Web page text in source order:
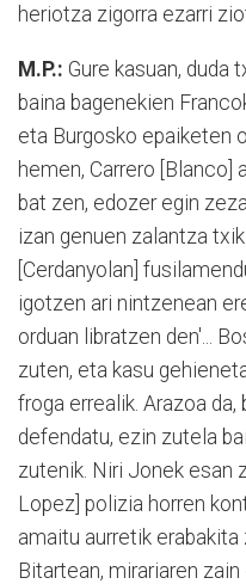
heriotza zigorra ezarri
M.P.: Gure kasuan, duda
baina bagenekien
eta Burgosko epaiketen
hemen, Carrero [Blanco]
bat zen, edozer egin
izan genuen zalantza
[Cerdanyolan]
igotzen ari nintzenean
orduan libratzen den'...
zuten, eta kasu
froga errealik. Arazoa
defendatu, ezin zutela
zutenik. Niri Jonek esan
Lopez] polizia horren
amaitu aurretik
Bitartean, mirariaren zain